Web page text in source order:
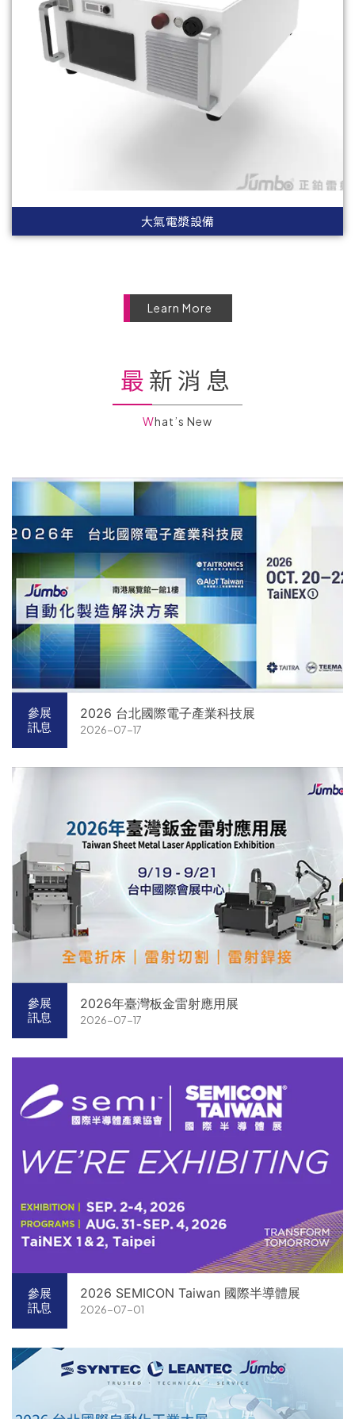
大氣電漿設備
Learn More
最新消息
What’s New
參展
訊息
2026 台北國際電子產業科技展
2026-07-17
參展
訊息
2026年臺灣板金雷射應用展
2026-07-17
參展
訊息
2026 SEMICON Taiwan 國際半導體展
2026-07-01